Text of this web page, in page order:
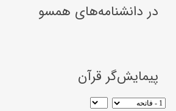
در دانشنامه‌های همسو
پیمایش‌گر قرآن